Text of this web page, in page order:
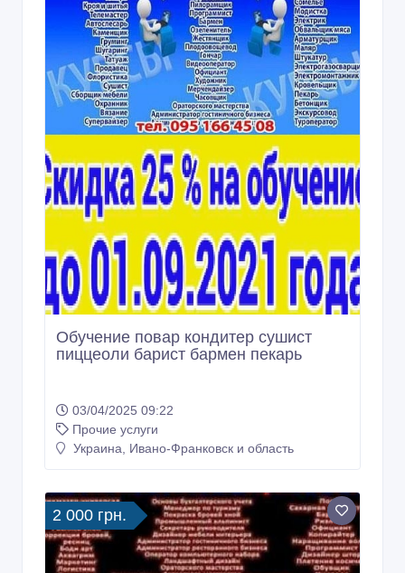
Обучение повар кондитер сушист
пиццеоли барист бармен пекарь
03/04/2025 09:22
Прочие услуги
Украина, Ивано-Франковск и область
2 000 грн.